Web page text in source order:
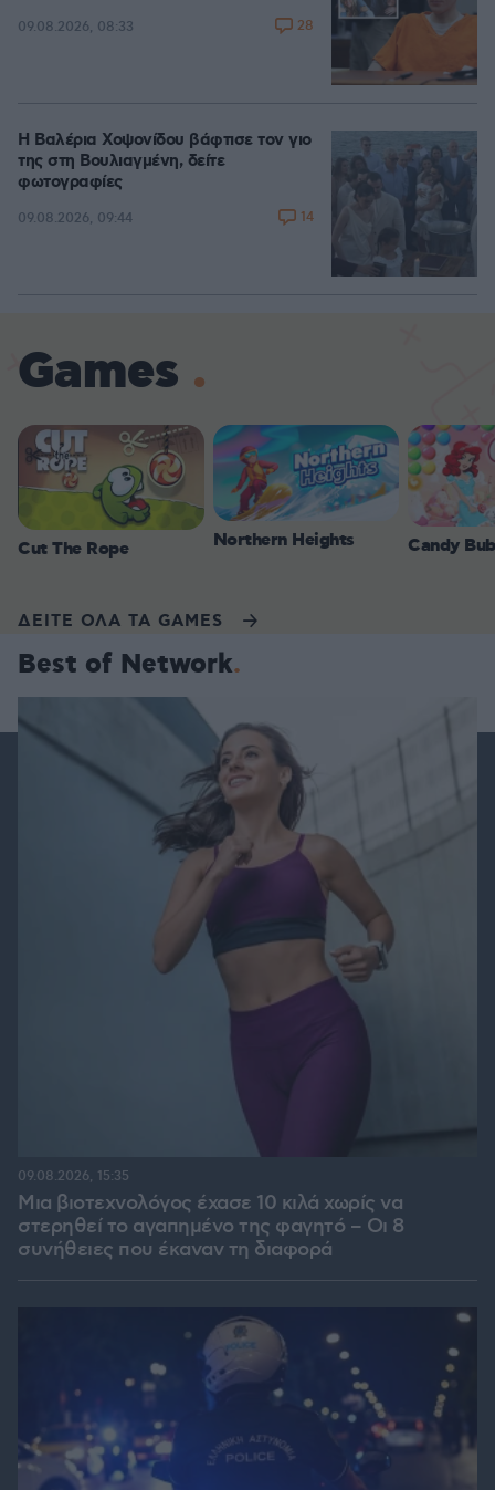
09.08.2026, 08:33 28
Η Βαλέρια Χοψονίδου βάφτισε τον γιο
της στη Βουλιαγμένη, δείτε
φωτογραφίες
09.08.2026, 09:44 14
Games
Cut The Rope Northern Heights Candy
ΔΕΙΤΕ ΟΛΑ ΤΑ GAMES
Best of Network
Μια βιοτεχνολόγος έχασε 10 κιλά χωρίς να
στερηθεί το αγαπημένο της φαγητό – Οι 8
συνήθειες που έκαναν τη διαφορά
09.08.2026, 15:35